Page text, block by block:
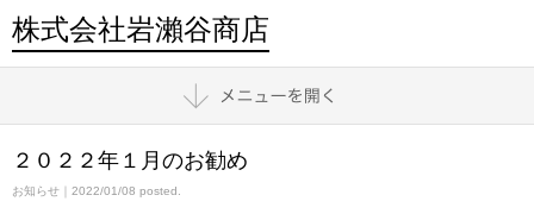
株式会社岩瀨谷商店
２０２２年１月のお勧め
お知らせ ｜2022/01/08 posted.